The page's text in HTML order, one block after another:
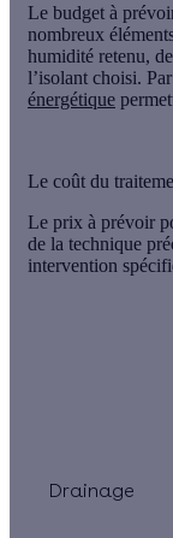
Le budget à
nombreux
humidité retenu,
l’isolant choisi.
énergétique
Le coût du
Le prix à prévoir
de la technique
intervention
Drainage